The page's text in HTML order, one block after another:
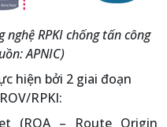
RPKI chống tấn công
APNIC)
hiện bởi 2 giai đoạn
RPKI:
(ROA – Route Origin